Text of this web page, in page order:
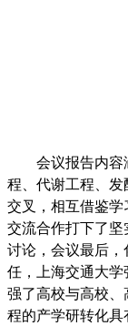
会议报告内容
程、代谢工程、
交叉，相互借鉴
交流合作打下了
讨论， 会议最后，
任，上海交通大
强了高校与高校
程的产学研转化具